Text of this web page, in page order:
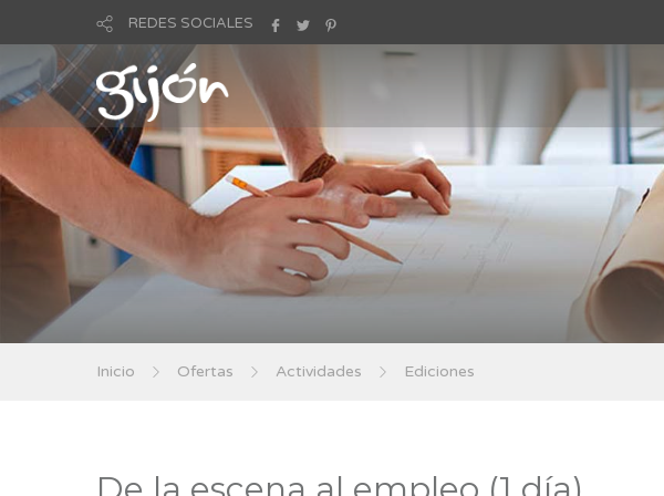
REDES SOCIALES
Inicio Ofertas Actividades Ediciones